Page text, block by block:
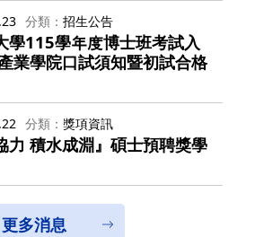
分類 招生公告
學115學年度博士班考試入
業學院口試須知暨初試合格
分類 獎項資訊
力 積水成淵』碩士預聘獎學
更多消息